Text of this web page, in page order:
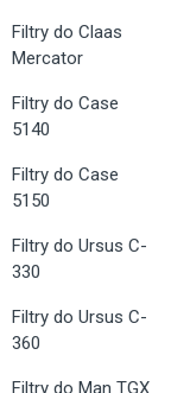
Filtry do Claas
Mercator
Filtry do Case
5140
Filtry do Case
5150
Filtry do Ursus C-
330
Filtry do Ursus C-
360
Filtry do Man TGX